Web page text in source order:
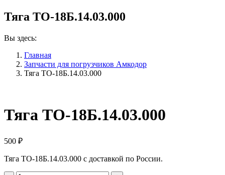
Тяга ТО-18Б.14.03.000
Вы здесь:
Главная
Запчасти для погрузчиков Амкодор
Тяга ТО-18Б.14.03.000
Тяга ТО-18Б.14.03.000
500 ₽
Тяга ТО-18Б.14.03.000 с доставкой по России.